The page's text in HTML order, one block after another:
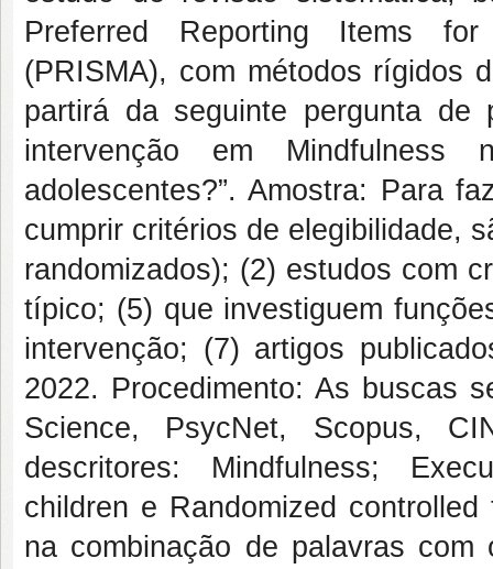
Preferred Reporting Items
(PRISMA), com métodos rígidos
partirá da seguinte pergunta de
intervenção em
adolescentes?”. Amostra: Para
cumprir critérios de elegibilidade,
randomizados); (2) estudos com
típico; (5) que investiguem
intervenção; (7) artigos
2022. Procedimento: As buscas
Science, PsycNet, Scopus,
descritores: Mindfulness;
children e Randomized
na combinação de palavras